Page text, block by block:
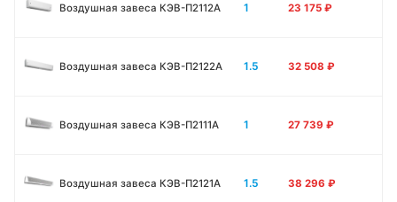
Воздушная завеса КЭВ-П2112А 1 23 175 ₽
Воздушная завеса КЭВ-П2122А 1.5 32 508 ₽
Воздушная завеса КЭВ-П2111A 1 27 739 ₽
Воздушная завеса КЭВ-П2121A 1.5 38 296 ₽